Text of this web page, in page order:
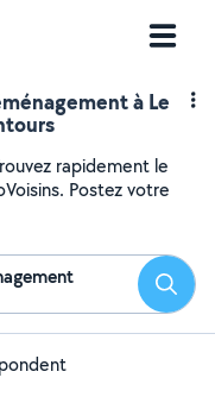
à Le
rapidement le
Postez votre